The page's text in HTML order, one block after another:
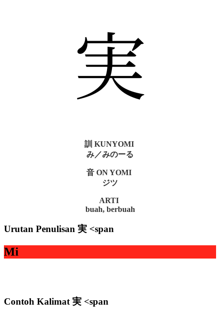
実
訓 KUNYOMI
み／みのーる
音 ON YOMI
ジツ
ARTI
buah, berbuah
Urutan Penulisan 実 <span
Mi
Contoh Kalimat 実 <span